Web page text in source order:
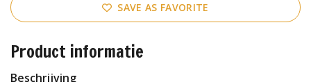
SAVE AS FAVORITE
Product informatie
Beschrijving